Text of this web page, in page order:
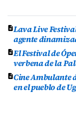
Lava Live
agente
El Festival de
verbena de la
Cine Ambulante
en el pueblo de